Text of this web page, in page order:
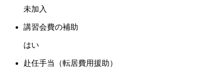
未加入
講習会費の補助
はい
赴任手当（転居費用援助）